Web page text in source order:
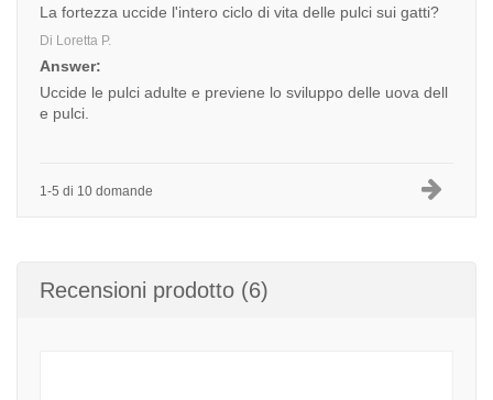
La fortezza uccide l'intero ciclo di vita delle pulci sui gatti?
Di Loretta P.
Answer:
Uccide le pulci adulte e previene lo sviluppo delle uova dell
e pulci.
1-5 di 10 domande
Recensioni prodotto (6)